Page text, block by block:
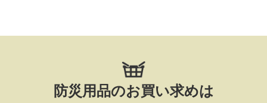
防災用品のお買い求めは